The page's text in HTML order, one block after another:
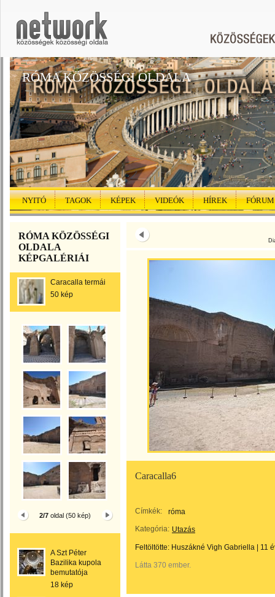
RÓMA KÖZÖSSÉGI OLDALA
NYITÓ TAGOK KÉPEK VIDEÓK HÍREK FÓRUM
RÓMA KÖZÖSSÉGI
OLDALA
KÉPGALÉRIÁI
Caracalla termái
50 kép
2/7 oldal (50 kép)
A Szt Péter
Bazilika kupola
bemutatója
18 kép
Caracalla6
Címkék:
róma
Kategória: Utazás
Feltöltötte: Huszákné Vigh Gabriella 11
Látta 370 ember.